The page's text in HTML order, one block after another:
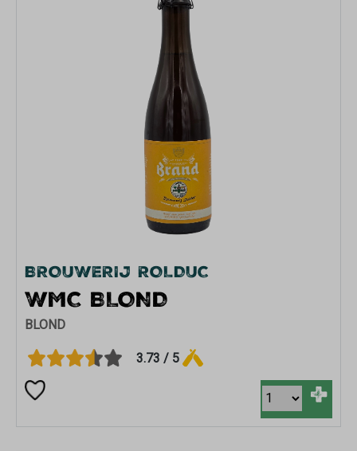
BROUWERIJ ROLDUC
WMC BLOND
BLOND
3.73 / 5
+